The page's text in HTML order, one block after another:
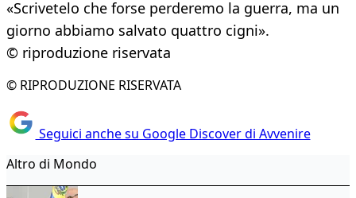
«Scrivetelo che forse perderemo la guerra, ma un
giorno abbiamo salvato quattro cigni».
© riproduzione riservata
© RIPRODUZIONE RISERVATA
Seguici anche su Google Discover di Avvenire
Altro di Mondo